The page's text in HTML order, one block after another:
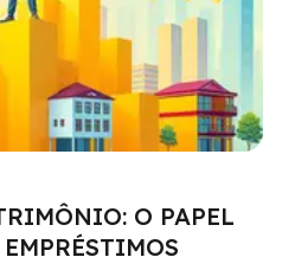
O PAPEL